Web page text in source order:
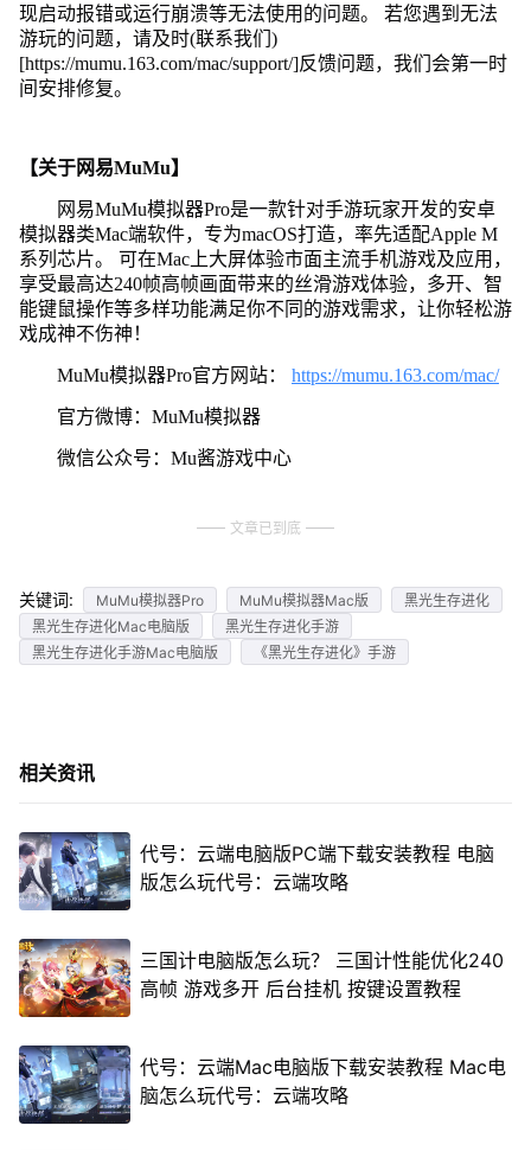
现启动报错或运行崩溃等无法使用的问题。 若您遇到无法
游玩的问题，请及时(联系我们)
[https://mumu.163.com/mac/support/]反馈问题，我们会第一时
间安排修复。
【关于网易MuMu】
网易MuMu模拟器Pro是一款针对手游玩家开发的安卓
模拟器类Mac端软件，专为macOS打造，率先适配Apple M
系列芯片。 可在Mac上大屏体验市面主流手机游戏及应用，
享受最高达240帧高帧画面带来的丝滑游戏体验，多开、智
能键鼠操作等多样功能满足你不同的游戏需求，让你轻松游
戏成神不伤神！
MuMu模拟器Pro官方网站： https://mumu.163.com/mac/
官方微博：MuMu模拟器
微信公众号：Mu酱游戏中心
文章已到底
关键词: MuMu模拟器Pro MuMu模拟器Mac版
黑光生存进化
黑光生存进化Mac电脑版
黑光生存进化手游
黑光生存进化手游Mac电脑版
《黑光生存进化》手游
相关资讯
代号：云端电脑版PC端下载安装教程 电脑
版怎么玩代号：云端攻略
三国计电脑版怎么玩？ 三国计性能优化240
高帧 游戏多开 后台挂机 按键设置教程
代号：云端Mac电脑版下载安装教程 Mac电
脑怎么玩代号：云端攻略